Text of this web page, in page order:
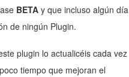
BETA y que incluso algún día
de ningún Plugin.
plugin lo actualicéis cada vez
tiempo que mejoran el